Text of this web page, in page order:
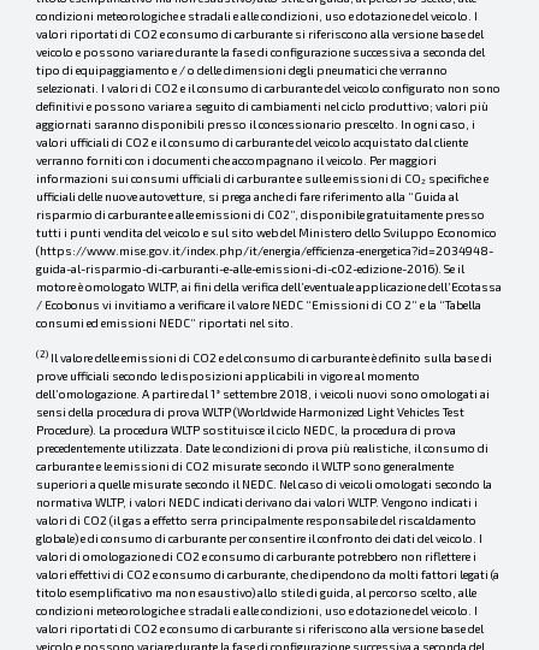
condizioni meteorologiche e stradali e alle condizioni, uso e dotazione del veicolo. I
valori riportati di CO2 e consumo di carburante si riferiscono alla versione base del
veicolo e possono variare durante la fase di configurazione successiva a seconda del
tipo di equipaggiamento e / o delle dimensioni degli pneumatici che verranno
selezionati. I valori di CO2 e il consumo di carburante del veicolo configurato non sono
definitivi e possono variare a seguito di cambiamenti nel ciclo produttivo; valori più
aggiornati saranno disponibili presso il concessionario prescelto. In ogni caso, i
valori ufficiali di CO2 e il consumo di carburante del veicolo acquistato dal cliente
verranno forniti con i documenti che accompagnano il veicolo. Per maggiori
informazioni sui consumi ufficiali di carburante e sulle emissioni di CO₂ specifiche e
ufficiali delle nuove autovetture, si prega anche di fare riferimento alla “Guida al
risparmio di carburante e alle emissioni di C02”, disponibile gratuitamente presso
tutti i punti vendita del veicolo e sul sito web del Ministero dello Sviluppo Economico
(https://www.mise.gov.it/index.php/it/energia/efficienza-energetica?id=2034948-
guida-al-risparmio-di-carburanti-e-alle-emissioni-di-c02-edizione-2016). Se il
motore è omologato WLTP, ai fini della verifica dell’eventuale applicazione dell’Ecotassa
/ Ecobonus vi invitiamo a verificare il valore NEDC “Emissioni di CO 2” e la “Tabella
consumi ed emissioni NEDC” riportati nel sito.
(2) Il valore delle emissioni di CO2 e del consumo di carburante è definito sulla base di
prove ufficiali secondo le disposizioni applicabili in vigore al momento
dell’omologazione. A partire dal 1° settembre 2018, i veicoli nuovi sono omologati ai
sensi della procedura di prova WLTP (Worldwide Harmonized Light Vehicles Test
Procedure). La procedura WLTP sostituisce il ciclo NEDC, la procedura di prova
precedentemente utilizzata. Date le condizioni di prova più realistiche, il consumo di
carburante e le emissioni di CO2 misurate secondo il WLTP sono generalmente
superiori a quelle misurate secondo il NEDC. Nel caso di veicoli omologati secondo la
normativa WLTP, i valori NEDC indicati derivano dai valori WLTP. Vengono indicati i
valori di CO2 (il gas a effetto serra principalmente responsabile del riscaldamento
globale) e di consumo di carburante per consentire il confronto dei dati del veicolo. I
valori di omologazione di CO2 e consumo di carburante potrebbero non riflettere i
valori effettivi di CO2 e consumo di carburante, che dipendono da molti fattori legati (a
titolo esemplificativo ma non esaustivo) allo stile di guida, al percorso scelto, alle
condizioni meteorologiche e stradali e alle condizioni, uso e dotazione del veicolo. I
valori riportati di CO2 e consumo di carburante si riferiscono alla versione base del
veicolo e possono variare durante la fase di configurazione successiva a seconda del